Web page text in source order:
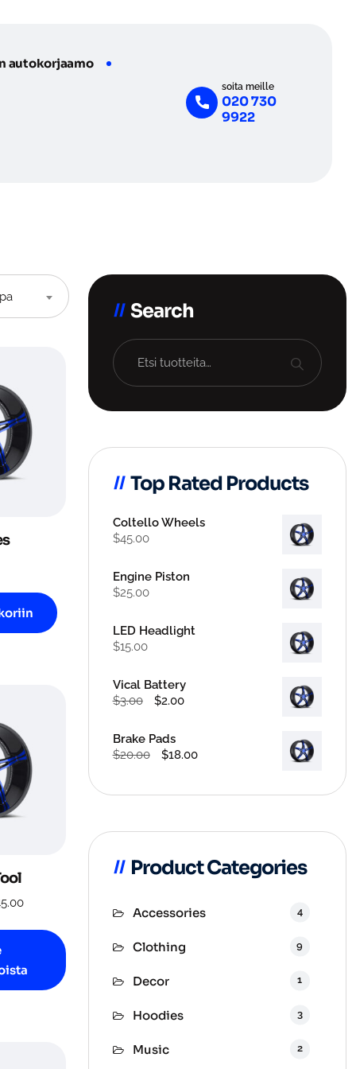
autokorjaamo
soita meille
020 730
9922
Hintaluokka:
tuotteella
on
Search
Etsi:
Top Rated Products
Coltello Wheels
$45.00
Engine Piston
$25.00
LED Headlight
$15.00
Vical Battery
$3.00
Alkuperäinen
oli:
$3.00.
$2.00Nykyinen
Brake Pads
$20.00
Alkuperäinen
$18.00Nykyinen
Product Categories
Accessories 4
Clothing 9
Decor 1
Hoodies 3
Music 2